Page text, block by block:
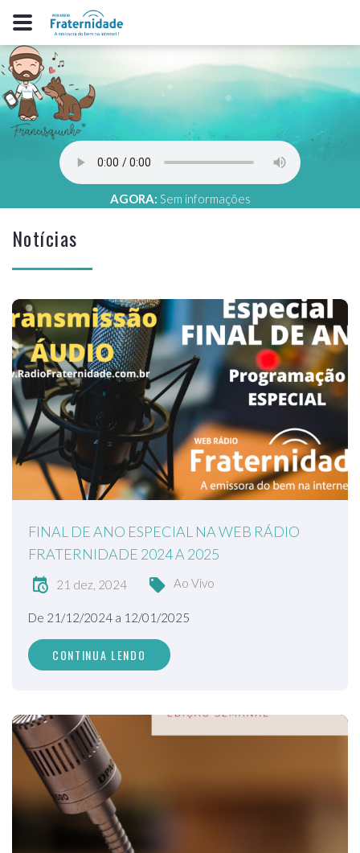
AGORA: Sem informações
Notícias
FINAL DE ANO ESPECIAL NA WEB RÁDIO
FRATERNIDADE 2024 A 2025
21 dez, 2024 Ao Vivo
De 21/12/2024 a 12/01/2025
CONTINUA LENDO